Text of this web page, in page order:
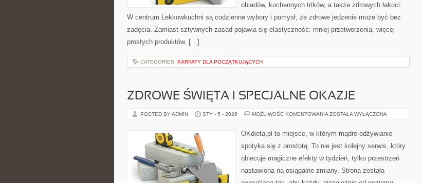
obiadów, kuchennych trików, a także zdrowych łakoci.
W centrum Lekkowkuchni są codzienne wybory i pomysł, że zdrowe jedzenie może być bez
zadęcia. Zamiast sztywnych zasad pojawia się elastyczność: mniej przetworzenia, więcej
prostych produktów. […]
CATEGORIES: KARPATY DLA POCZĄTKUJĄCYCH
ZDROWE ŚWIĘTA I SPECJALNE OKAZJE
POSTED BY ADMIN STY - 5 - 2026 MOŻLIWOŚĆ KOMENTOWANIA ZDROWE
SPECJALNE
OKAZJE
ZOSTAŁA WYŁĄCZONA
OKdieta.pl to miejsce, w którym mądre odżywianie
spotyka się z prostotą. To nie jest kolejny serwis, który
obiecuje magiczne efekty w tydzień, tylko przestrzeń
nastawiona na osiągalne zmiany. Strona została